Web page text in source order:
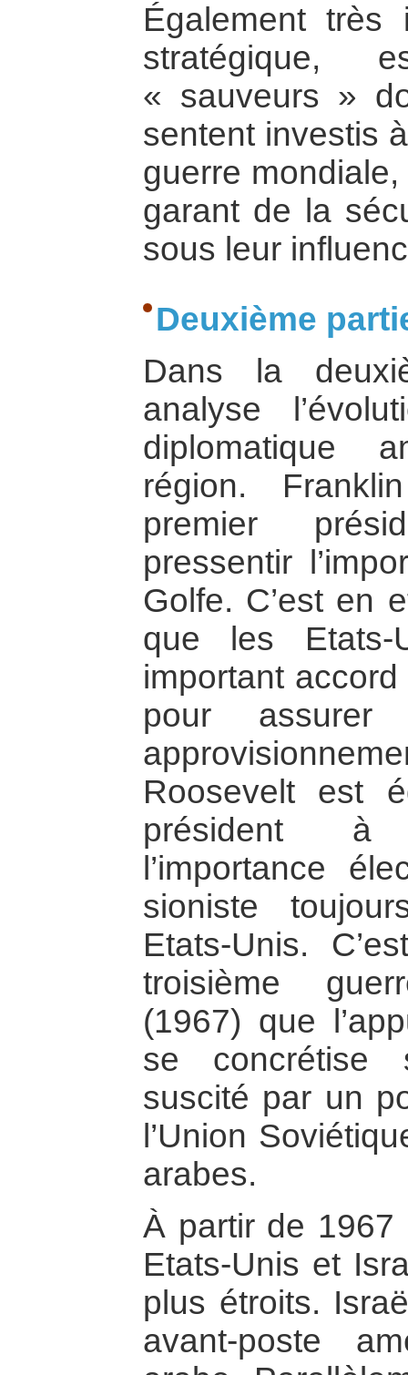
Également très
« sauveurs »
sentent investis
guerre
garant de la
sous leur
Deuxième
Dans la
analyse
diplomatique
région.
premier
pressentir
Golfe. C’est en
que les Etats-
important
pour
Roosevelt est
président à
l’importance
sioniste
Etats-Unis.
troisième
(1967) que
se concrétise
suscité par un
l’Union
arabes.
À partir de 1967
Etats-Unis et
plus étroits.
avant-poste